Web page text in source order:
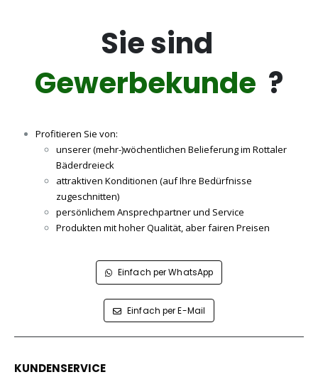
Sie sind
Gewerbekunde ?
Profitieren Sie von:
unserer (mehr-)wöchentlichen Belieferung im Rottaler
Bäderdreieck
attraktiven Konditionen (auf Ihre Bedürfnisse
zugeschnitten)
persönlichem Ansprechpartner und Service
Produkten mit hoher Qualität, aber fairen Preisen
Einfach per WhatsApp
Einfach per E-Mail
KUNDENSERVICE